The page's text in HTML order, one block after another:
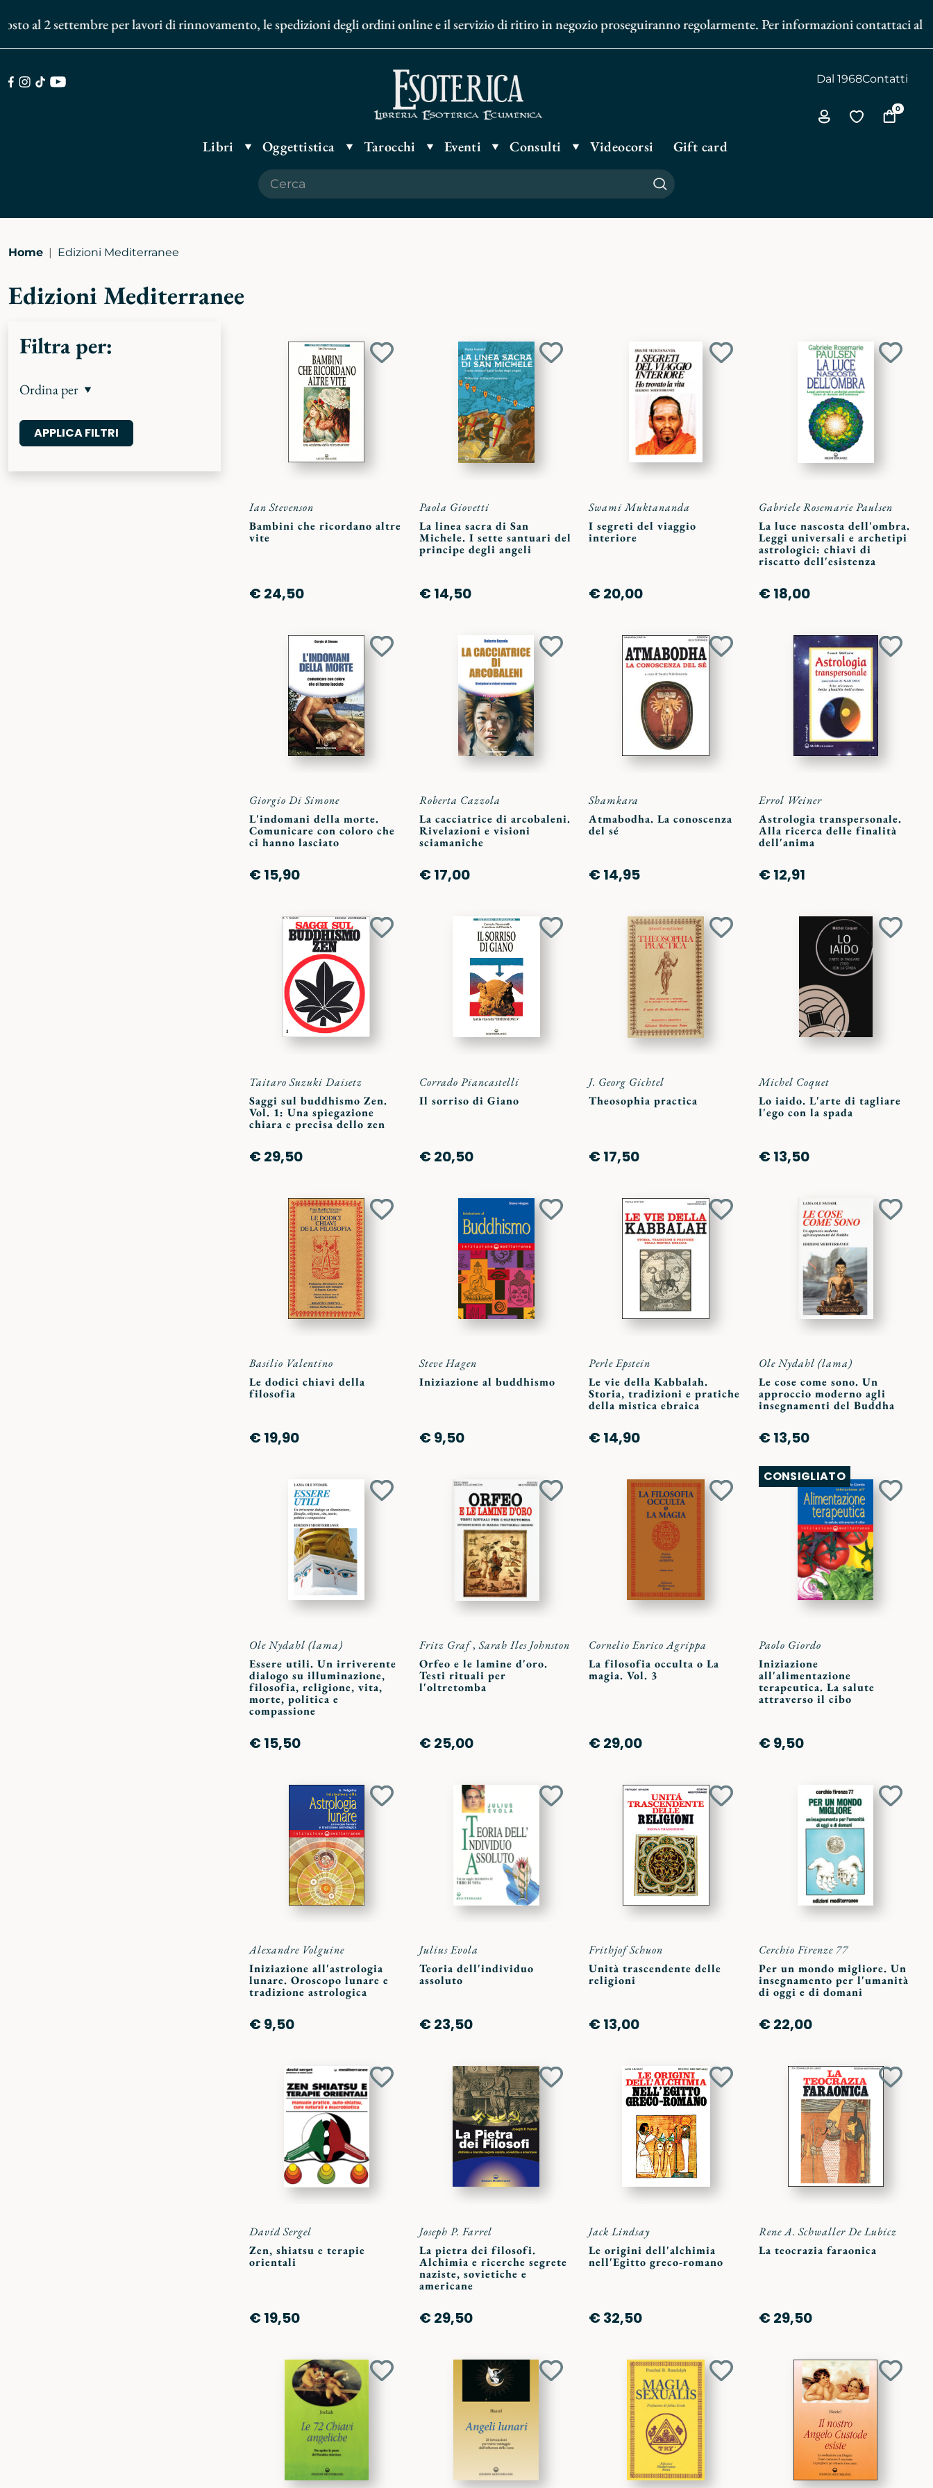
2 settembre per lavori di rinnovamento, le spedizioni degli ordini online e il servizio di ritiro in negozio proseguiranno regolarmente. Per informazioni contattaci al351
Dal 1968Contatti
Via
Vai
Vai
0
Libri Oggettistica Tarocchi Eventi Consulti Videocorsi Gift card
Cerca
Home Edizioni Mediterranee
Edizioni Mediterranee
Filtra per:
Ordina per
Aggiungi
Ian Stevenson
Bambini che ricordano altre
vite
€ 24,50
Aggiungi
Paola Giovetti
La linea sacra di San
Michele. I sette santuari del
principe degli angeli
€ 14,50
Aggiungi
Swami Muktananda
I segreti del viaggio
interiore
€ 20,00
Gabriele Rosemarie Paulsen
La luce nascosta dell'ombra.
Leggi universali e archetipi
astrologici: chiavi di
riscatto dell'esistenza
€ 18,00
Aggiungi
Giorgio Di Simone
L'indomani della morte.
Comunicare con coloro che
ci hanno lasciato
€ 15,90
Aggiungi
Roberta Cazzola
La cacciatrice di arcobaleni.
Rivelazioni e visioni
sciamaniche
€ 17,00
Aggiungi
Shamkara
Atmabodha. La conoscenza
del sé
€ 14,95
Errol Weiner
Astrologia transpersonale.
Alla ricerca delle finalità
dell'anima
€ 12,91
Aggiungi
Taitaro Suzuki Daisetz
Saggi sul buddhismo Zen.
Vol. 1: Una spiegazione
chiara e precisa dello zen
€ 29,50
Aggiungi
Corrado Piancastelli
Il sorriso di Giano
€ 20,50
Aggiungi
J. Georg Gichtel
Theosophia practica
€ 17,50
Michel Coquet
Lo iaido. L'arte di tagliare
l'ego con la spada
€ 13,50
Aggiungi
Basilio Valentino
Le dodici chiavi della
filosofia
€ 19,90
Aggiungi
Steve Hagen
Iniziazione al buddhismo
€ 9,50
Aggiungi
Perle Epstein
Le vie della Kabbalah.
Storia, tradizioni e pratiche
della mistica ebraica
€ 14,90
Ole Nydahl (lama)
Le cose come sono. Un
approccio moderno agli
insegnamenti del Buddha
€ 13,50
Aggiungi
Ole Nydahl (lama)
Essere utili. Un irriverente
dialogo su illuminazione,
filosofia, religione, vita,
morte, politica e
compassione
€ 15,50
Aggiungi
Fritz Graf ,Sarah Iles Johnston
Orfeo e le lamine d'oro.
Testi rituali per
l'oltretomba
€ 25,00
Aggiungi
Cornelio Enrico Agrippa
La filosofia occulta o La
magia. Vol. 3
€ 29,00
CONSIGLIATO
Paolo Giordo
Iniziazione
all'alimentazione
terapeutica. La salute
attraverso il cibo
€ 9,50
Aggiungi
Alexandre Volguine
Iniziazione all'astrologia
lunare. Oroscopo lunare e
tradizione astrologica
€ 9,50
Aggiungi
Julius Evola
Teoria dell'individuo
assoluto
€ 23,50
Aggiungi
Frithjof Schuon
Unità trascendente delle
religioni
€ 13,00
Cerchio Firenze 77
Per un mondo migliore. Un
insegnamento per l'umanità
di oggi e di domani
€ 22,00
Aggiungi
David Sergel
Zen, shiatsu e terapie
orientali
€ 19,50
Aggiungi
Joseph P. Farrel
La pietra dei filosofi.
Alchimia e ricerche segrete
naziste, sovietiche e
americane
€ 29,50
Aggiungi
Jack Lindsay
Le origini dell'alchimia
nell'Egitto greco-romano
€ 32,50
Rene A. Schwaller De Lubicz
La teocrazia faraonica
€ 29,50
Aggiungi
Aggiungi
Aggiungi